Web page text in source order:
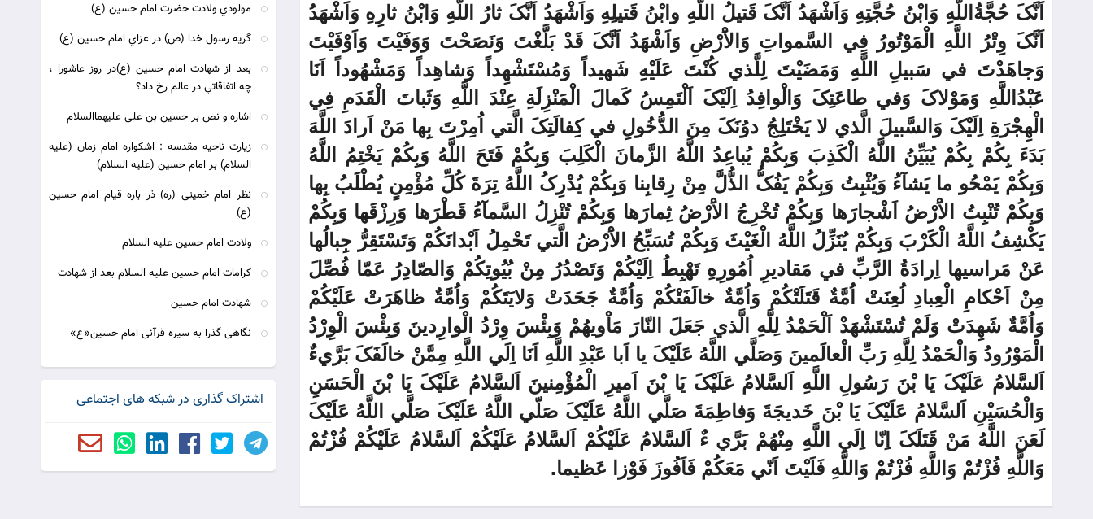
اَنَّکَ حُجَّةُاللَّهِ وَابْنُ حُجَّتِهِ وَاَشْهَدُ اَنَّکَ قَتيلُ اللَّهِ وابْنُ قَتيلِهِ وَاَشْهَدُ اَنَّکَ ثارُ اللَّهِ وَابْنُ ثارِهِ وَاَشْهَدُ
اَنَّکَ وِتْرُ اللَّهِ الْمَوْتُورُ فِي السَّمواتِ وَالاَْرْضِ وَاَشْهَدُ اَنَّکَ قَدْ بَلَّغْتَ وَنَصَحْتَ وَوَفَيْتَ وَاَوْفَيْتَ
وَجاهَدْتَ في سَبيلِ اللَّهِ وَمَضَيْتَ لِلَّذي کُنْتَ عَلَيْهِ شَهيداً وَمُسْتَشْهِداً وَشاهِداً وَمَشْهُوداً اَنَا
عَبْدُاللَّهِ وَمَوْلاکَ وَفي طاعَتِکَ وَالْوافِدُ اِلَيْکَ اَلْتَمِسُ کَمالَ الْمَنْزِلَةِ عِنْدَ اللَّهِ وَثَباتَ الْقَدَمِ فِي
الْهِجْرَةِ اِلَيْکَ وَالسَّبيلَ الَّذي لا يَخْتَلِجُ دوُنَکَ مِنَ الدُّخُولِ في کِفالَتِکَ الَّتي اُمِرْتَ بِها مَنْ اَرادَ اللَّهَ
بَدَءَ بِکُمْ بِکُمْ يُبَيِّنُ اللَّهُ الْکَذِبَ وَبِکُمْ يُباعِدُ اللَّهُ الزَّمانَ الْکَلِبَ وَبِکُمْ فَتَحَ اللَّهُ وَبِکُمْ يَخْتِمُ اللَّهُ
وَبِکُمْ يَمْحُو ما يَشآءُ وَيُثْبِتُ وَبِکُمْ يَفُکُّ الذُّلَّ مِنْ رِقابِنا وَبِکُمْ يُدْرِکُ اللَّهُ تِرَةَ کُلِّ مُؤْمِنٍ يُطْلَبُ بِها
وَبِکُمْ تُنْبِتُ الاَْرْضُ اَشْجارَها وَبِکُمْ تُخْرِجُ الاَْرْضُ ثِمارَها وَبِکُمْ تُنْزِلُ السَّمآءُ قَطْرَها وَرِزْقَها وَبِکُمْ
يَکْشِفُ اللَّهُ الْکَرْبَ وَبِکُمْ يُنَزِّلُ اللَّهُ الْغَيْثَ وَبِکُمْ تُسَبِّحُ الاَْرْضُ الَّتي تَحْمِلُ اَبْدانَکُمْ وَتَسْتَقِرُّ جِبالُها
عَنْ مَراسيها اِرادَةُ الرَّبِّ في مَقاديرِ اُمُورِهِ تَهْبِطُ اِلَيْکُمْ وَتَصْدُرُ مِنْ بُيُوتِکُمْ وَالصّادِرُ عَمّا فُصِّلَ
مِنْ اَحْکامِ الْعِبادِ لُعِنَتْ اُمَّةٌ قَتَلَتْکُمْ وَاُمَّةٌ خالَفَتْکُمْ وَاُمَّةٌ جَحَدَتْ وَلايَتَکُمْ وَاُمَّةٌ ظاهَرَتْ عَلَيْکُمْ
وَاُمَّةٌ شَهِدَتْ وَلَمْ تُسْتَشْهَدْ اَلْحَمْدُ لِلَّهِ الَّذي جَعَلَ النّارَ مَاْويهُمْ وَبِئْسَ وِرْدُ الْوارِدينَ وَبِئْسَ الْوِرْدُ
الْمَوْرُودُ وَالْحَمْدُ لِلَّهِ رَبِّ الْعالَمينَ وَصَلَّي اللَّهُ عَلَيْکَ يا اَبا عَبْدِ اللَّهِ اَنَا اِلَي اللَّهِ مِمَّنْ خالَفَکَ بَرَّيءٌ
اَلسَّلامُ عَلَيْکَ يَا بْنَ رَسُولِ اللَّهِ اَلسَّلامُ عَلَيْکَ يَا بْنَ اَميرِ الْمُؤْمِنينَ اَلسَّلامُ عَلَيْکَ يَا بْنَ الْحَسَنِ
وَالْحُسَيْنِ اَلسَّلامُ عَلَيْکَ يَا بْنَ خَديجَةَ وَفاطِمَةَ صَلَّي اللَّهُ عَلَيْکَ صَلّي اللَّهُ عَلَيْکَ صَلَّي اللَّهُ عَلَيْکَ
لَعَنَ اللَّهُ مَنْ قَتَلَکَ اِنّا اِلَي اللَّهِ مِنْهُمْ بَرَّي ءٌ اَلسَّلامُ عَلَيْکُمْ اَلسَّلامُ عَلَيْکُمْ اَلسَّلامُ عَلَيْکُمْ فُزْتُمْ
وَاللَّهِ فُزْتُمْ وَاللَّهِ فُزْتُمْ وَاللَّهِ فَلَيْتَ اَنّي مَعَکُمْ فَاَفُوزَ فَوْزا عَظيما.
مولودي ولادت حضرت امام حسين (ع)
گريه رسول خدا (ص) در عزاي امام حسين (ع)
بعد از شهادت امام حسين (ع)در روز عاشورا ،
چه اتفاقاتي در عالم رخ داد؟
اشاره و نص بر حسين بن على عليهماالسلام
زیارت ناحیه مقدسه : اشکواره امام زمان (علیه
السلام) بر امام حسین (علیه السلام)
نظر امام خمینی (ره) ذر باره قیام امام حسین
(ع)
ولادت امام حسین علیه السلام
کرامات امام حسین علیه السلام بعد از شهادت
شهادت امام حسین
نگاهی گذرا به سیره قرآنی امام حسین«ع»
اشتراک گذاری در شبکه های اجتماعی